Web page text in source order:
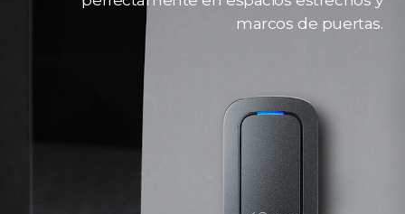
marcos de puertas.